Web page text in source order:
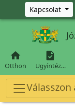
Ugrás a fő tartalomra
Kapcsolat

Otthon

Ügyintéz…